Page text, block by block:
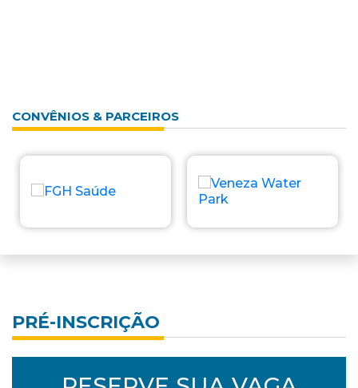
CONVÊNIOS & PARCEIROS
PRÉ-INSCRIÇÃO